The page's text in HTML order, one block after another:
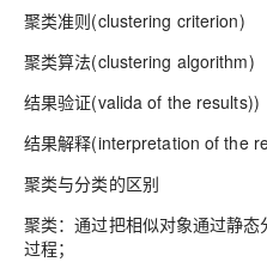
聚类准则(clustering criterion)
聚类算法(clustering algorithm)
结果验证(valida of the results))
结果解释(interpretation of the
聚类与分类的区别
聚类：通过把相似对象通过静
过程；